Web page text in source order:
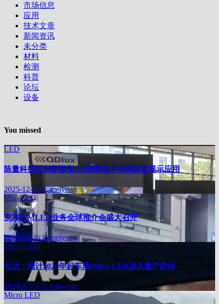
市场信息
应用
技术文章
新闻资讯
未分类
材料
检测
科普
论坛
设备
You missed
LED
陈量科技以创新微型QD封装技术布局高阶显示应用
2025-12-17 li, meiyong
Mini LED
京东方MLED业务全球推介会盛大召开
2024-02-26li, meiyong
Micro LED
友达：预计2026年起车用Micro LED进入量产阶段
2024-02-01 li, meiyong
Micro LED